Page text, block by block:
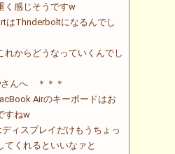
く感じそうですw
はThnderboltになるんでし
れからどうなっていくんでし
んへ ＊＊＊
Airのキーボードはお
すねw
ィスプレイだけもうちょっ
てくれるといいなァと